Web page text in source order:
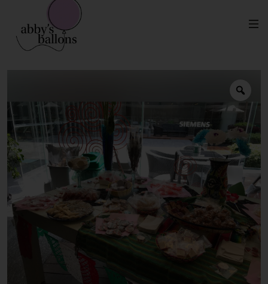
Eventos para Empresas
Mesa de Dulces Paquete
Personalizado Dulce Comercial – Empresas